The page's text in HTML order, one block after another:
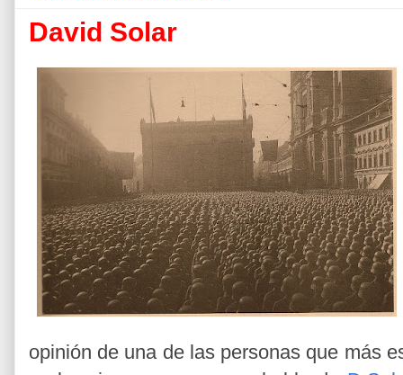
David Solar
opinión de una de las personas que más